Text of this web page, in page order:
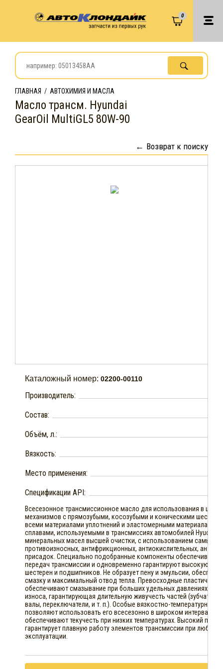
0
ГЛАВНАЯ / АВТОХИМИЯ И МАСЛА
Масло трансм. Hyundai
GearOil MultiGL5 80W-90
Возврат к поиску
Каталожный номер: 02200-00110
Производитель:
Состав:
Объём, л.:
Вязкость:
Место применения:
Спецификации API:
Всесезонное трансмиссионное масло для использования в
механизмов с прямозубыми, косозубыми и коническими
всеми материалами уплотнений и эластомерными материалами,
сплавами, используемыми в трансмиссиях автомобилей Hyudai и
минеральных масел высшей очистки, с использованием самых
противоизносных, антифрикционных, антиокислительных,
присадок. Специально подобранные компоненты обеспечивают
передач трансмиссии и одновременно гарантируют высокую
шестерен и подшипников. Не образует пену и эмульсии,
смазку и максимальный отвод тепла. Превосходные
обеспечивают смазывание при больших удельных давлениях.
износа, гарантирующая длительную живучесть частей (зубчатые
валы, переключатели, и т. п.). Особые вязкостно-температурные
позволяют использовать его всесезонно в широком интервале
обеспечивают текучесть при низких температурах. Высокий
гарантирует плавную работу элементов трансмиссии при любых
эксплуатации.